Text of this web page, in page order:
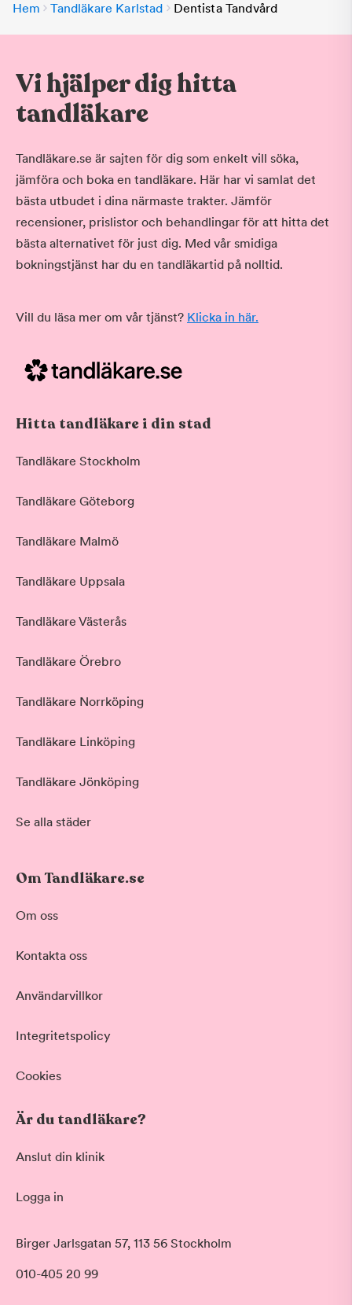
Hem Tandläkare Karlstad Dentista Tandvård
Vi hjälper dig hitta
tandläkare
Tandläkare.se är sajten för dig som enkelt vill söka,
jämföra och boka en tandläkare. Här har vi samlat det
bästa utbudet i dina närmaste trakter. Jämför
recensioner, prislistor och behandlingar för att hitta det
bästa alternativet för just dig. Med vår smidiga
bokningstjänst har du en tandläkartid på nolltid.
Vill du läsa mer om vår tjänst? Klicka in här.
Hitta tandläkare i din stad
Tandläkare Stockholm
Tandläkare Göteborg
Tandläkare Malmö
Tandläkare Uppsala
Tandläkare Västerås
Tandläkare Örebro
Tandläkare Norrköping
Tandläkare Linköping
Tandläkare Jönköping
Se alla städer
Om Tandläkare.se
Om oss
Kontakta oss
Användarvillkor
Integritetspolicy
Cookies
Är du tandläkare?
Anslut din klinik
Logga in
Birger Jarlsgatan 57, 113 56 Stockholm
010-405 20 99